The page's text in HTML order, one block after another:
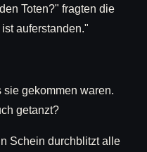
Toten?" fragten die
auferstanden."
gekommen waren.
getanzt?
Schein durchblitzt alle